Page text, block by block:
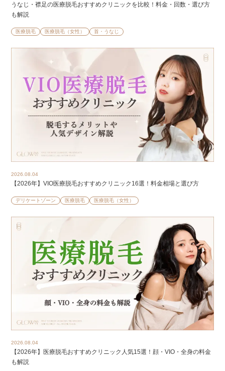
うなじ・襟足の医療脱毛おすすめクリニックを比較！料金・回数・選び方
も解説
医療脱毛 医療脱毛（女性） 首・うなじ
2026.08.04
【2026年】VIO医療脱毛おすすめクリニック16選！料金相場と選び方
デリケートゾーン 医療脱毛 医療脱毛（女性）
2026.08.04
【2026年】医療脱毛おすすめクリニック人気15選！顔・VIO・全身の料金
も解説